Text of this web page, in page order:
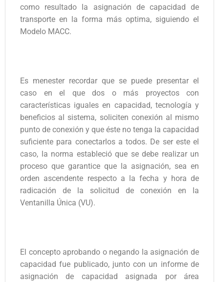
como resultado la asignación de capacidad de
transporte en la forma más optima, siguiendo el
Modelo MACC.
Es menester recordar que se puede presentar el
caso en el que dos o más proyectos con
características iguales en capacidad, tecnología y
beneficios al sistema, soliciten conexión al mismo
punto de conexión y que éste no tenga la capacidad
suficiente para conectarlos a todos. De ser este el
caso, la norma estableció que se debe realizar un
proceso que garantice que la asignación, sea en
orden ascendente respecto a la fecha y hora de
radicación de la solicitud de conexión en la
Ventanilla Única (VU).
El concepto aprobando o negando la asignación de
capacidad fue publicado, junto con un informe de
asignación de capacidad asignada por área